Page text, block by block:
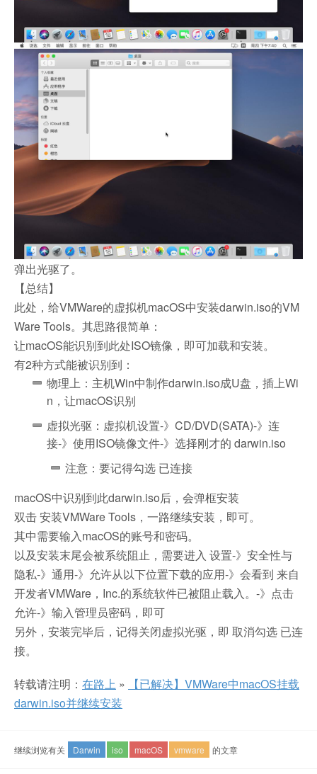
弹出光驱了。
【总结】
此处，给VMWare的虚拟机macOS中安装darwin.iso的VM
Ware Tools。其思路很简单：
让macOS能识别到此处ISO镜像，即可加载和安装。
有2种方式能被识别到：
物理上：主机Win中制作darwin.iso成U盘，插上Wi
n，让macOS识别
虚拟光驱：虚拟机设置-》CD/DVD(SATA)-》连
接-》使用ISO镜像文件-》选择刚才的 darwin.iso
注意：要记得勾选 已连接
macOS中识别到此darwin.iso后，会弹框安装
双击 安装VMWare Tools，一路继续安装，即可。
其中需要输入macOS的账号和密码。
以及安装末尾会被系统阻止，需要进入 设置-》安全性与
隐私-》通用-》允许从以下位置下载的应用-》会看到 来自
开发者VMWare，Inc.的系统软件已被阻止载入。-》点击
允许-》输入管理员密码，即可
另外，安装完毕后，记得关闭虚拟光驱，即 取消勾选 已连
接。
转载请注明： 在路上 »
【已解决】VMWare中macOS挂载
darwin.iso并继续安装
继续浏览有关 Darwin iso macOS vmware 的文章